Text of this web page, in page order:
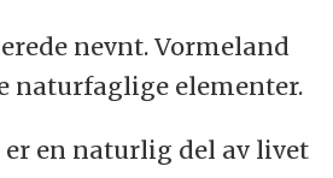
nevnt. Vormeland
naturfaglige elementer.
en naturlig del av livet